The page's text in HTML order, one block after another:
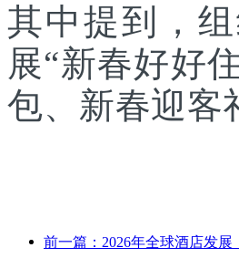
其中提到，
展“新春好好
包、新春迎客